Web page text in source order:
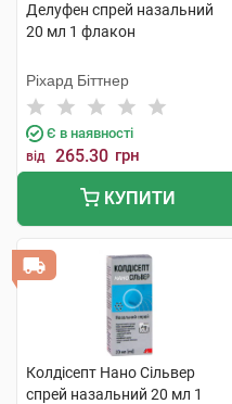
Делуфен спрей назальний
20 мл 1 флакон
Ріхард Біттнер
Є в наявності
від 265.30 грн
КУПИТИ
Колдісепт Нано Сільвер
спрей назальний 20 мл 1